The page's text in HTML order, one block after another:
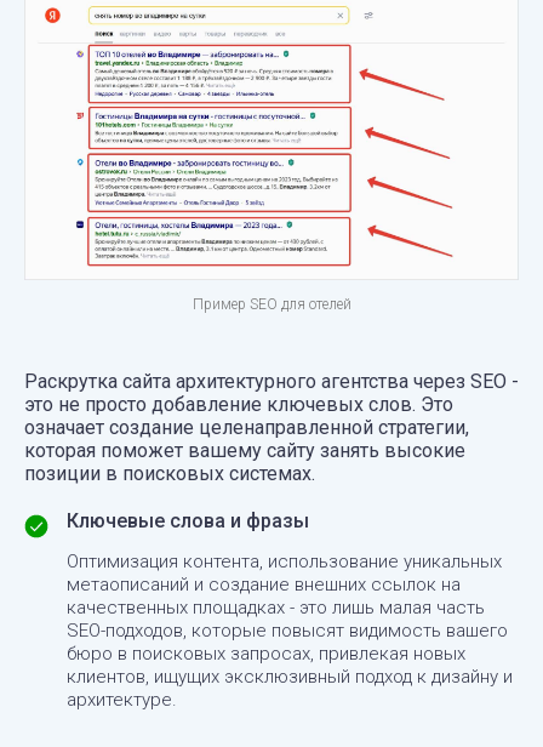
Пример SEO для отелей
Раскрутка сайта архитектурного агентства через SEO -
это не просто добавление ключевых слов. Это
означает создание целенаправленной стратегии,
которая поможет вашему сайту занять высокие
позиции в поисковых системах.
Ключевые слова и фразы
Оптимизация контента, использование уникальных
метаописаний и создание внешних ссылок на
качественных площадках - это лишь малая часть
SEO-подходов, которые повысят видимость вашего
бюро в поисковых запросах, привлекая новых
клиентов, ищущих эксклюзивный подход к дизайну и
архитектуре.